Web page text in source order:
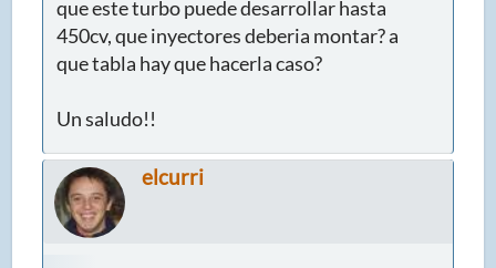
que este turbo puede desarrollar hasta
450cv, que inyectores deberia montar? a
que tabla hay que hacerla caso?
Un saludo!!
elcurri